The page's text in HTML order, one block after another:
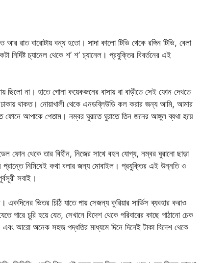
রাত বারোটায় বন্ধ হতো। সাদা কালো টিভি থেকে রঙ্গিন টিভি, বেলা
নির্দিষ্ট চ্যানেল থেকে শ’ শ’ চ্যানেল। প্রযুক্তির বিবর্তনের এই
ছিলো না। হাতে গোনা কয়েকজনের বাসায় বা বাড়ীতে সেই ফোন দেখতে
থাকত। নোয়াখালী থেকে এনডব্লিউডি কল করার জন্য আমি, আমার
ফোনে আপাকে পেতাম। নম্বর ঘুরাতে ঘুরাতে তিন জনের আঙ্গুল ব্যথা হয়ে
ফোন থেকে তার বিহীন, নিজের সাথে বহন যোগ্য, নম্বর ঘুরানো ছাড়া
প্রান্তে নিমিষেই কথা বলার জন্য মোবাইল। প্রযুক্তির এই উন্নতি ও
সবাই।
একদিনের ভিতর চিঠি যাতে পায় সেজন্য কুরিয়ার সার্ভিস ব্যবহার করাও
পারে চুরি হয়ে যেত, সেখানে বিদেশ থেকে পরিবারের কাছে পাঠানো চেক
আরো অনেক সহজ পদ্ধতির মাধ্যমে দিনে দিনেই টাকা বিদেশ থেকে